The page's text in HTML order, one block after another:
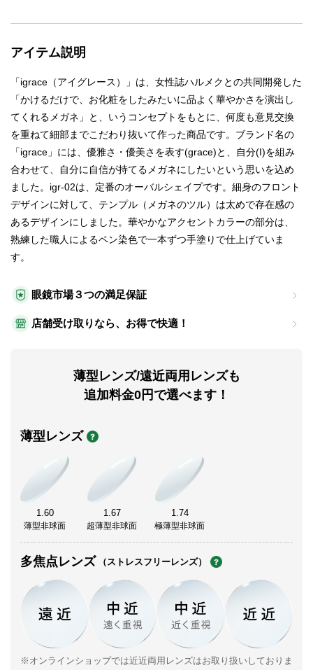
眼鏡市場３つの満足保証
店舗受け取りなら、お得で快適！
薄型レンズ/遠近両用レンズも
追加料金0円で選べます！
薄型レンズ
1.60
薄型非球面
1.67
超薄型非球面
1.74
極薄型非球面
多焦点レンズ （ストレスフリーレンズ）
※オンラインショップでは近近両用レンズはお取り扱いしておりま
アイテム説明
「igrace（アイグレース）」は、女性誌ハルメクとの共同開発した
「かけるだけで、お化粧をしたみたいに品よく華やかさを演出し
てくれるメガネ」と、いうコンセプトをもとに、何度も意見交換
を重ねて細部までこだわり抜いて作った商品です。ブランド名の
「igrace」には、優雅さ・優美さを表す(grace)と、自分(I)を組み
合わせて、自分に自信が持てるメガネにしたいという思いを込め
ました。igr-02は、定番のオーバルシェイプです。細身のフロント
デザインに対して、テンプル（メガネのツル）は太めで存在感の
あるデザインにしました。華やかなアクセントカラーの部分は、
熟練した職人によるペン染色で一本ずつ手塗りで仕上げていま
す。